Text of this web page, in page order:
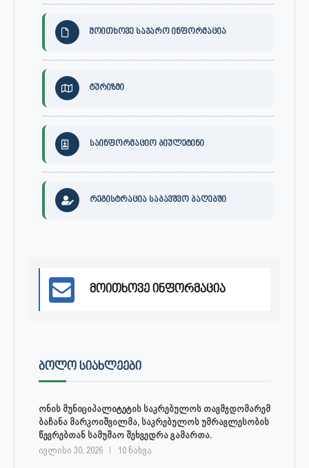
მოითხოვე საჯარო ინფორმაცია
ტურიზმი
საინფორმაციო ბიულეტინი
რეგისტრაცია საბავშვო ბაღებში
მოითხოვე ინფორმაცია
ᲑᲝᲚᲝ ᲡᲘᲐᲮᲚᲔᲔᲑᲘ
ონის მუნიციპალიტეტის საკრებულოს თავმჯდომარემ
ბაჩანა მარკოიშვილმა, საკრებულოს უმრავლესობის
წევრებთან სამუშაო შეხვედრა გამართა.
ივლისი 30, 2026 10 ნახვა